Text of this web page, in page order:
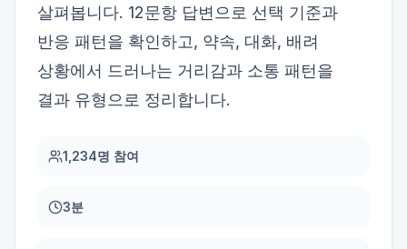
살펴봅니다. 12문항 답변으로 선택 기준과
반응 패턴을 확인하고, 약속, 대화, 배려
상황에서 드러나는 거리감과 소통 패턴을
결과 유형으로 정리합니다.
1,234명 참여
3분